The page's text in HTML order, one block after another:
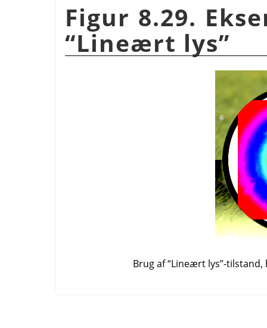
Figur 8.29.
“Lineært lys”
Brug af“Lineært lys”-tilstand,